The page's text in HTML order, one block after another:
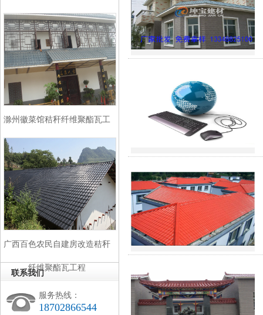
滁州徽菜馆秸秆纤维聚酯瓦工
广西百色农民自建房改造秸秆
纤维聚酯瓦工程
联系我们
服务热线：
18702866544